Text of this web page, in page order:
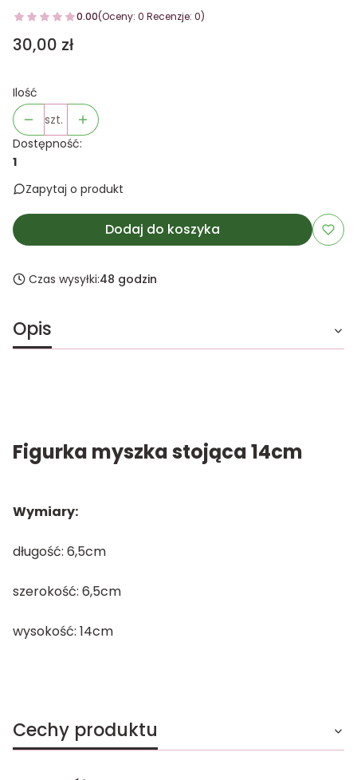
0.00(Oceny: 0 Recenzje: 0)
Cena
30,00 zł
Ilość
szt.
Dostępność:
1
Zapytaj o produkt
Dodaj do koszyka
Czas wysyłki:48 godzin
Opis
Figurka myszka stojąca 14cm
Wymiary:
długość: 6,5cm
szerokość: 6,5cm
wysokość: 14cm
Cechy produktu